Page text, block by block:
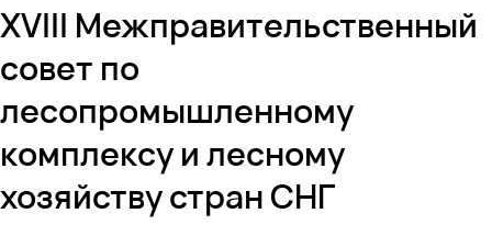
XVIII Межправительственный
совет по
лесопромышленному
комплексу и лесному
хозяйству стран СНГ